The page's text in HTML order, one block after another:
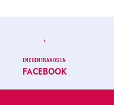
ENCUÉNTRANOS EN
FACEBOOK